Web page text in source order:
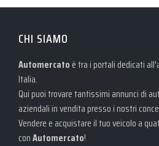
CHI SIAMO
Automercato è tra i portali dedicati
Italia.
Qui puoi trovare tantissimi annunci di
aziendali in vendita presso i nostri
Vendere e acquistare il tuo veicolo a
conAutomercato!